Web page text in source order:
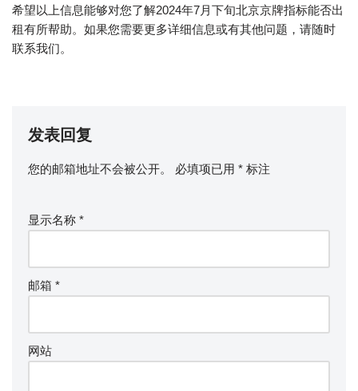
希望以上信息能够对您了解2024年7月下旬北京京牌指标能否出
租有所帮助。如果您需要更多详细信息或有其他问题，请随时
联系我们。
发表回复
您的邮箱地址不会被公开。 必填项已用 * 标注
显示名称 *
邮箱 *
网站